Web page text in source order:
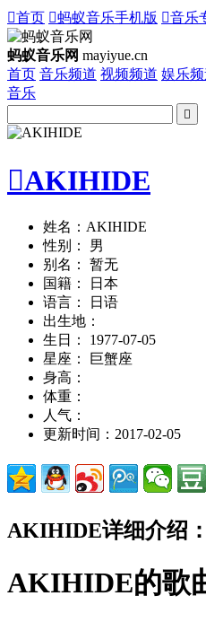
首页 蚂蚁音乐手机版 音乐
蚂蚁音乐网 mayiyue.cn
首页 音乐频道 视频频道 娱乐
音乐

AKIHIDE
姓名：AKIHIDE
性别： 男
别名： 暂无
国籍： 日本
语言： 日语
出生地：
生日： 1977-07-05
星座： 巨蟹座
身高：
体重：
人气：
更新时间：2017-02-05
AKIHIDE详细介绍：
AKIHIDE的歌